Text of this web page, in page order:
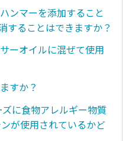
ンマーを添加すること
することはできますか？
ーオイルに混ぜて使用
すか？
に食物アレルギー物質
が使用されているかど